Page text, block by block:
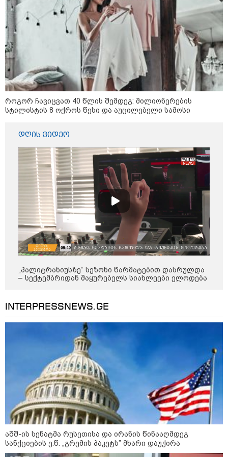
მიწოდება, რომ მასწავლებელი
სექსუალურად ავიწროებდა,
ფაქტობრივად, წაქეზება იყო" -
პროკურორი
კატეგორიის ყველა სიახლე
კატეგორიები
7
ასტროლოგიური
ეს დღე გამოირჩევა სტაბილური და მშვიდი ენერგიით. კარგი
პერიოდია დაწყებული საქმეების ბოლომდე მოსაყვანად,
ფინანსური საკითხების გადასამოწმებლად და სამუშაო
სივრცის მოწესრიგებისთვის. თანმიმდევრული მოქმედება და
პრაქტიკული მიდგომა სასურველ შედეგს უდანაკარგოდ
მოგიტანთ.
აგვისტო აგარაკზე: ეს 5 საქმე
როგორ ჩავიცვათ 40 წლის შემდეგ: მილიონერების
სტილისტის 8 ოქროს წესი და აუცილებელი სამოსი
დღის ვიდეო
„პალიტრანიუსზე“ სეზონი წარმატებით დასრულდა
– სექტემბრიდან მაყურებელს სიახლეები ელოდება
INTERPRESSNEWS.GE
აშშ-ის სენატმა რუსეთისა და ირანის წინააღმდეგ
სანქციების ე.წ. „გრემის პაკეტს” მხარი დაუჭირა